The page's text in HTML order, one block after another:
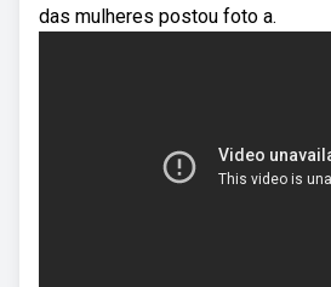
das mulheres postou foto a.